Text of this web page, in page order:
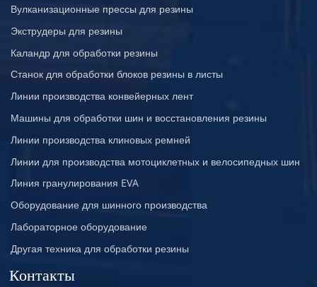
Вулканизационные прессы для резины
Экструдеры для резины
Каландр для обработки резины
Станок для обработки блоков резины в листы
Линии производства конвейерных лент
Машины для обработки шин и восстановления резины
Линии производства клиновых ремней
Линии для производства мотоциклетных и велосипедных шин
Линия гранулирования EVA
Оборудование для шинного производства
Лабораторное оборудование
Другая техника для обработки резины
Контакты